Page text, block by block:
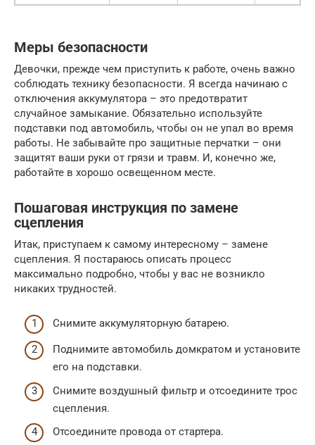
Меры безопасности
Девочки, прежде чем приступить к работе, очень важно
соблюдать технику безопасности. Я всегда начинаю с
отключения аккумулятора – это предотвратит
случайное замыкание. Обязательно используйте
подставки под автомобиль, чтобы он не упал во время
работы. Не забывайте про защитные перчатки – они
защитят ваши руки от грязи и травм. И, конечно же,
работайте в хорошо освещенном месте.
Пошаговая инструкция по замене
сцепления
Итак, приступаем к самому интересному – замене
сцепления. Я постараюсь описать процесс
максимально подробно, чтобы у вас не возникло
никаких трудностей.
Снимите аккумуляторную батарею.
Поднимите автомобиль домкратом и установите
его на подставки.
Снимите воздушный фильтр и отсоедините трос
сцепления.
Отсоедините провода от стартера.